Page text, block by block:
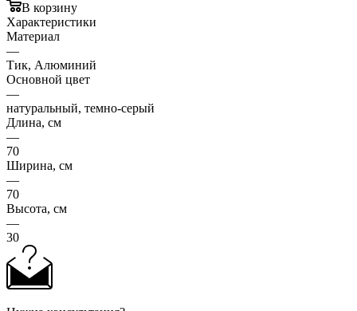
В корзину
Характеристики
Материал
—
Тик, Алюминий
Основной цвет
—
натуральный, темно-серый
Длина, см
—
70
Ширина, см
—
70
Высота, см
—
30